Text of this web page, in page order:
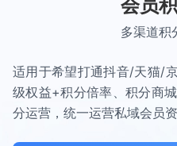
会员
多渠道积
适用于希望打通抖音/天猫/
级权益+积分倍率、积分商
分运营，统一运营私域会员